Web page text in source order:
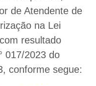
de Atendente de
na Lei
resultado
017/2023 do
conforme segue: